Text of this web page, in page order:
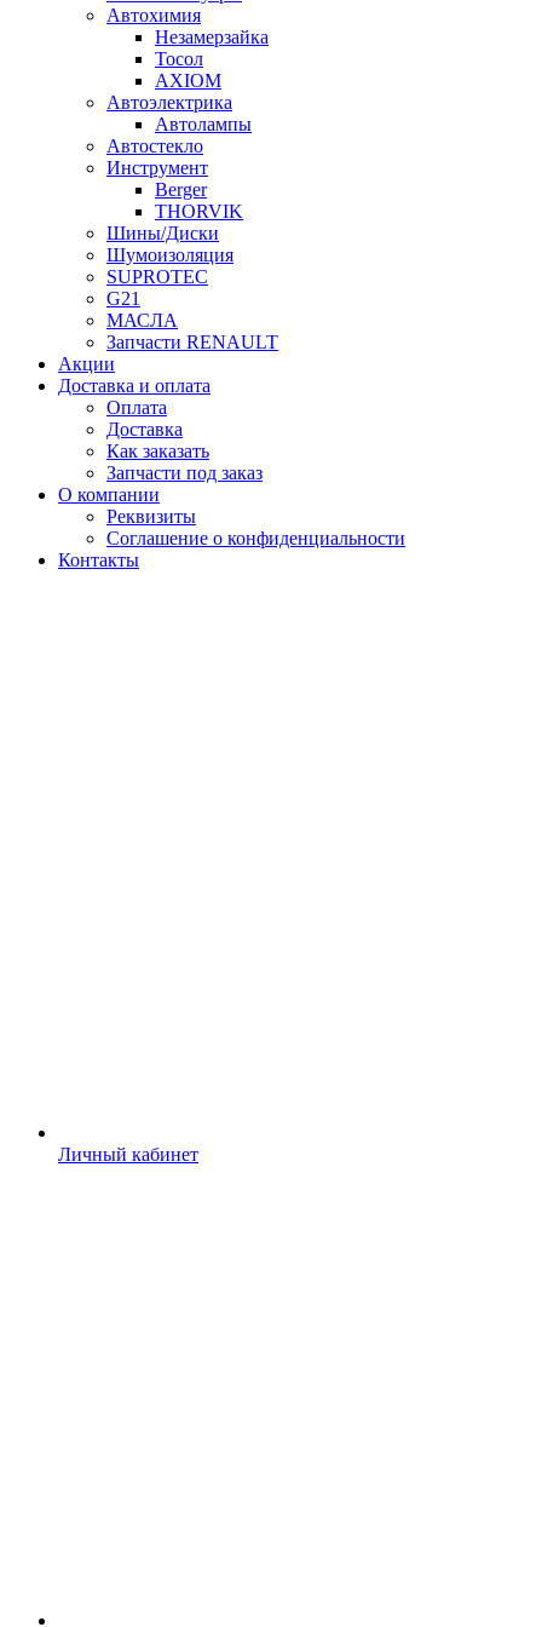
Автохимия
Незамерзайка
Тосол
AXIOM
Автоэлектрика
Автолампы
Автостекло
Инструмент
Berger
THORVIK
Шины/Диски
Шумоизоляция
SUPROTEC
G21
МАСЛА
Запчасти RENAULT
Акции
Доставка и оплата
Оплата
Доставка
Как заказать
Запчасти под заказ
О компании
Реквизиты
Соглашение о конфиденциальности
Контакты
Личный кабинет